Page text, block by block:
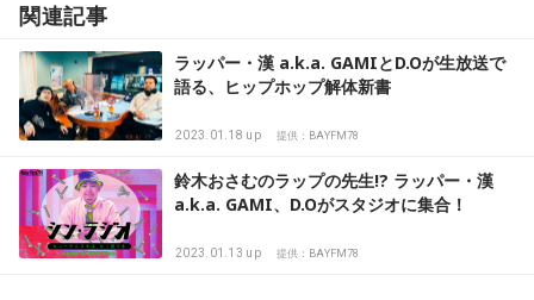
関連記事
ラッパー・漢 a.k.a. GAMIとD.Oが生放送で
語る、ヒップホップ解体新書
2023.01.18 up 提供：BAYFM78
鈴木おさむのラップの先生!? ラッパー・漢
a.k.a. GAMI、D.Oがスタジオに集合！
2023.01.13 up 提供：BAYFM78